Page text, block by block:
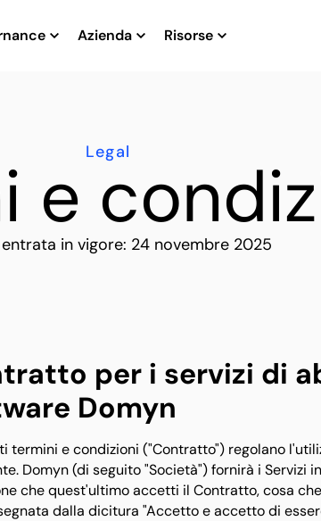
Azienda Risorse
Legal
e
in vigore: 24 novembre 2025
per i servizi di
Domyn
termini e condizioni ("Contratto") regolano
Domyn (di seguito "Società") fornirà i Servizi
che quest'ultimo accetti il Contratto, cosa
dalla dicitura "Accetto e accetto di